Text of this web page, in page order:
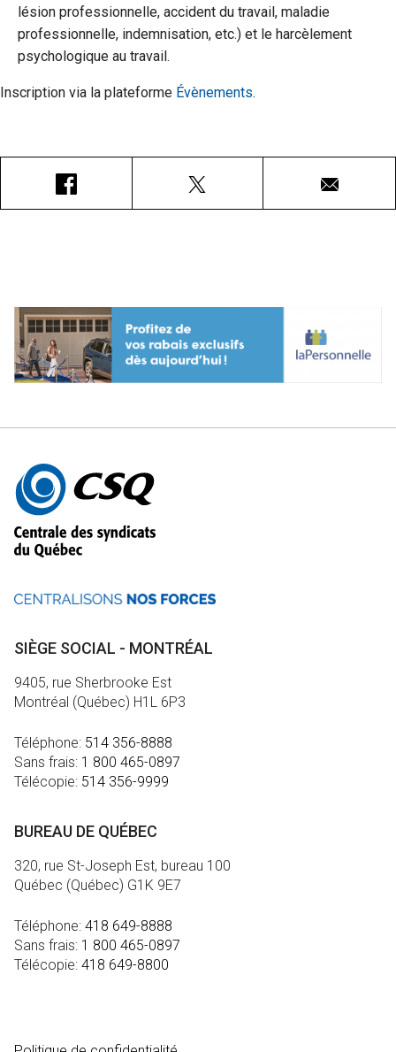
lésion professionnelle, accident du travail, maladie
professionnelle, indemnisation, etc.) et le harcèlement
psychologique au travail.
Inscription via la plateforme Évènements.
Courriel
Autres
informations
SIÈGE SOCIAL - MONTRÉAL
9405, rue Sherbrooke Est
Montréal (Québec) H1L 6P3
Téléphone: 514 356-8888
Sans frais: 1 800 465-0897
Télécopie: 514 356-9999
BUREAU DE QUÉBEC
320, rue St-Joseph Est, bureau 100
Québec (Québec) G1K 9E7
Téléphone: 418 649-8888
Sans frais: 1 800 465-0897
Télécopie: 418 649-8800